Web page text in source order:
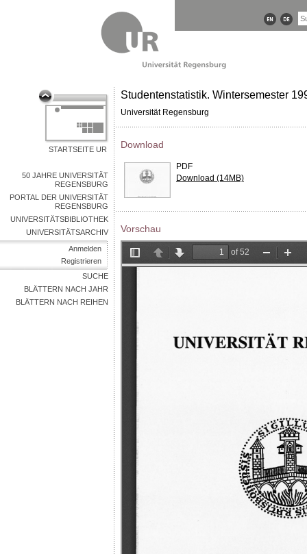
STARTSEITE UR
50 JAHRE UNIVERSITÄT
REGENSBURG
PORTAL DER UNIVERSITÄT
REGENSBURG
UNIVERSITÄTSBIBLIOTHEK
UNIVERSITÄTSARCHIV
Anmelden
Registrieren
SUCHE
BLÄTTERN NACH JAHR
BLÄTTERN NACH REIHEN
Studentenstatistik. Wintersemester
Universität Regensburg
Download
PDF
Download (14MB)
Vorschau